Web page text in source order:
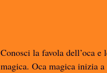
Conosci la favola dell’oca e
magica. Oca magica inizia